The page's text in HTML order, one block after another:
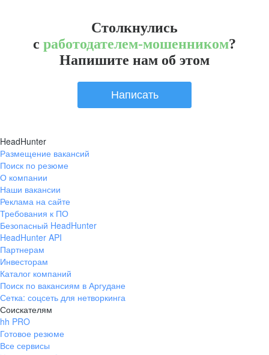
Столкнулись
с работодателем-мошенником?
Напишите нам об этом
Написать
HeadHunter
Размещение вакансий
Поиск по резюме
О компании
Наши вакансии
Реклама на сайте
Требования к ПО
Безопасный HeadHunter
HeadHunter API
Партнерам
Инвесторам
Каталог компаний
Поиск по вакансиям в Аргудане
Сетка: соцсеть для нетворкинга
Соискателям
hh PRO
Готовое резюме
Все сервисы